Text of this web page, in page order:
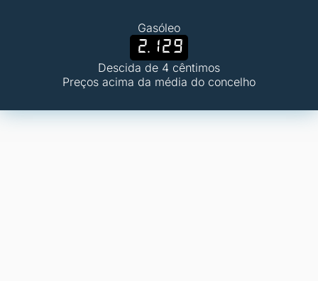
Gasóleo
2.129
Descida de 4 cêntimos
Preços acima da média do concelho